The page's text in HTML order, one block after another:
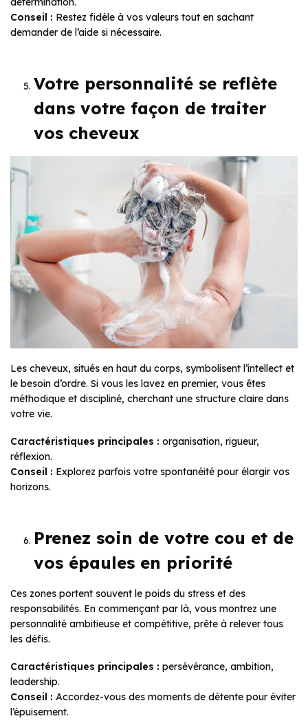
Conseil : Restez fidèle à vos valeurs tout en sachant
demander de l’aide si nécessaire.
Votre personnalité se reflète
dans votre façon de traiter
vos cheveux
Les cheveux, situés en haut du corps, symbolisent l’intellect et
le besoin d’ordre. Si vous les lavez en premier, vous êtes
méthodique et discipliné, cherchant une structure claire dans
votre vie.
Caractéristiques principales : organisation, rigueur,
réflexion.
Conseil : Explorez parfois votre spontanéité pour élargir vos
horizons.
Prenez soin de votre cou et de
vos épaules en priorité
Ces zones portent souvent le poids du stress et des
responsabilités. En commençant par là, vous montrez une
personnalité ambitieuse et compétitive, prête à relever tous
les défis.
Caractéristiques principales : persévérance, ambition,
leadership.
Conseil : Accordez-vous des moments de détente pour éviter
l’épuisement.